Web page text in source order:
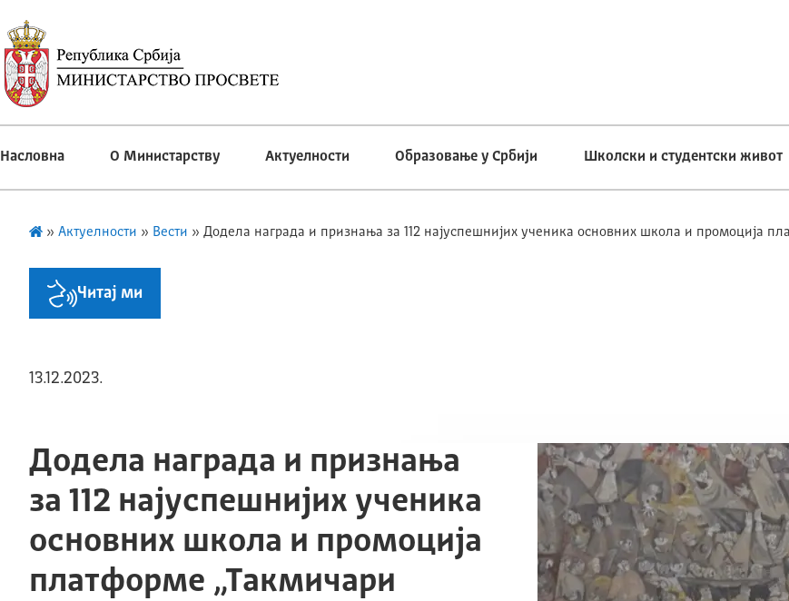
Насловна О Министарству Актуелности Образовање у Србији Школски и студентски живот
» Актуелности » Вести » Додела награда и признања за 112 најуспешнијих ученика основних школа и промоција
Читај ми
13.12.2023.
Додела награда и признања
за 112 најуспешнијих ученика
основних школа и промоција
платформе „Такмичари